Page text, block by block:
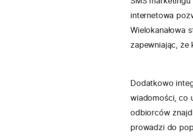
internetowa
Wielokanałowa
zapewniając, że
Dodatkowo
wiadomości, co
odbiorców
prowadzi do